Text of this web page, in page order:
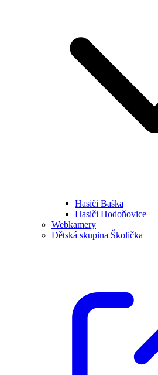
Hasiči Baška
Hasiči Hodoňovice
Webkamery
Dětská skupina Školička